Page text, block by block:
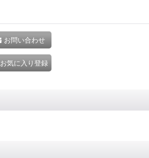
お問い合わせ
お気に入り登録